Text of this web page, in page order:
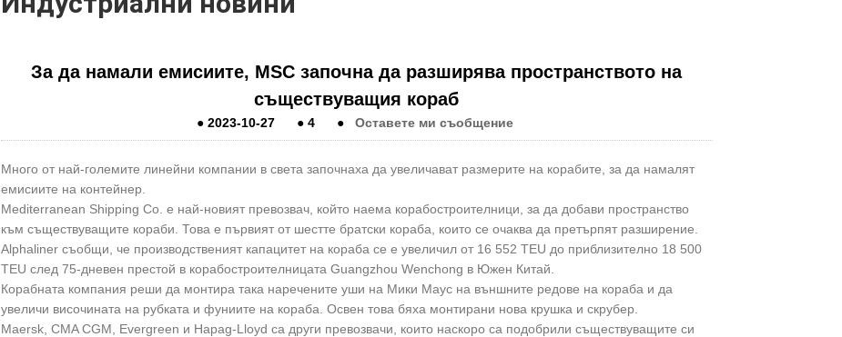
За да намали емисиите, MSC започна да разширява пространството на
съществуващия кораб
● 2023-10-27 ● 4 ● Оставете ми съобщение
Много от най-големите линейни компании в света започнаха да увеличават размерите на корабите, за да намалят
емисиите на контейнер.
Mediterranean Shipping Co. е най-новият превозвач, който наема корабостроителници, за да добави пространство
към съществуващите кораби. Това е първият от шестте братски кораба, които се очаква да претърпят разширение.
Alphaliner съобщи, че производственият капацитет на кораба се е увеличил от 16 552 TEU до приблизително 18 500
TEU след 75-дневен престой в корабостроителницата Guangzhou Wenchong в Южен Китай.
Корабната компания реши да монтира така наречените уши на Мики Маус на външните редове на кораба и да
увеличи височината на рубката и фуниите на кораба. Освен това бяха монтирани нова крушка и скрубер.
Maersk, CMA CGM, Evergreen и Hapag-Lloyd са други превозвачи, които наскоро са подобрили съществуващите си